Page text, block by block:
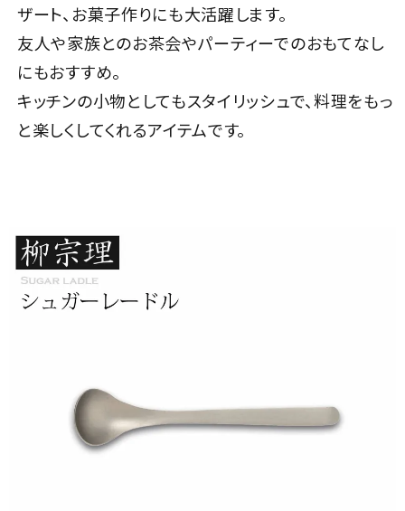
ザート、お菓子作りにも大活躍します。
友人や家族とのお茶会やパーティーでのおもてなし
にもおすすめ。
キッチンの小物としてもスタイリッシュで、料理をもっ
と楽しくしてくれるアイテムです。